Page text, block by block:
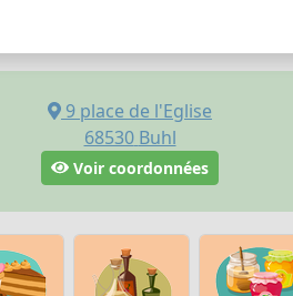
9 place de l'Eglise
68530 Buhl
Voir coordonnées